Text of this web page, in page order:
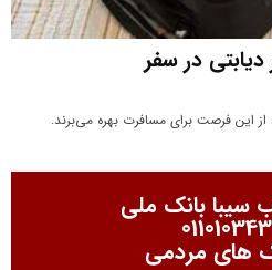
دیابتی در سفر
از این فرصت برای مسافرت بهره می‌برند.
سیبا بانک ملی
های مردمی